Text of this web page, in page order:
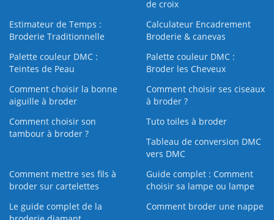
de croix
Estimateur de Temps :
Broderie Traditionnelle
Calculateur Encadrement
Broderie & canevas
Palette couleur DMC :
Teintes de Peau
Palette couleur DMC :
Broder les Cheveux
Comment choisir la bonne
aiguille à broder
Comment choisir ses ciseaux
à broder ?
Comment choisir son
tambour à broder ?
Tuto toiles à broder
Tableau de conversion DMC
vers DMC
Comment mettre ses fils à
broder sur cartelettes
Guide complet : Comment
choisir sa lampe ou lampe
Le guide complet de la
Comment broder une nappe